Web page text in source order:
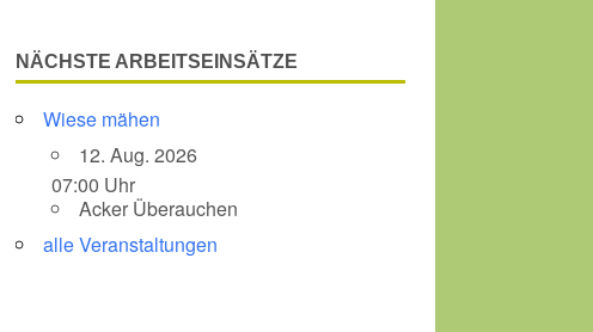
NÄCHSTE ARBEITSEINSÄTZE
Wiese mähen
12. Aug. 2026
07:00 Uhr
Acker Überauchen
alle Veranstaltungen